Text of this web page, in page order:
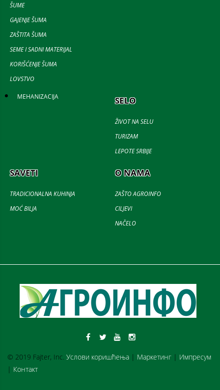
ŠUME
GAJENJE ŠUMA
ZAŠTITA ŠUMA
SEME I SADNI MATERIJAL
KORIŠĆENJE ŠUMA
LOVSTVO
MEHANIZACIJA SELO
ŽIVOT NA SELU
TURIZAM
LEPOTE SRBIJE
SAVETI
TRADICIONALNA KUHINJA
MOĆ BILJA
O NAMA
ZAŠTO AGROINFO
CILJEVI
NAČELO
© 2019 Fajter, Inc. Услови коришћења | Маркетинг | Импресум
| Контакт